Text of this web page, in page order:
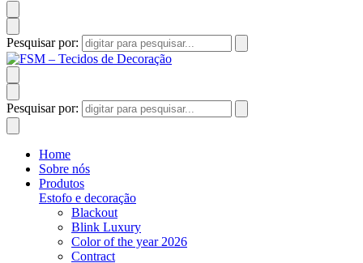
Pesquisar por:
Pesquisar por:
Home
Sobre nós
Produtos
Estofo e decoração
Blackout
Blink Luxury
Color of the year 2026
Contract